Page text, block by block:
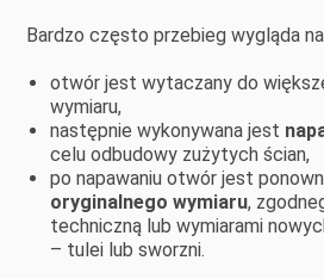
Bardzo często przebieg wygląda
otwór jest wytaczany do
wymiaru,
następnie wykonywana jest
celu odbudowy zużytych ścian,
po napawaniu otwór jest
oryginalnego wymiaru,
techniczną lub wymiarami
– tulei lub sworzni.